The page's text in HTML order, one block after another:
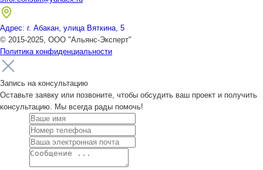
Адрес: г. Абакан, улица Вяткина, 5
© 2015-2025, ООО "Альянс-Эксперт"
Политика конфиденциальности
Запись на консультацию
Оставьте заявку или позвоните, чтобы обсудить ваш проект и получить
консультацию. Мы всегда рады помочь!